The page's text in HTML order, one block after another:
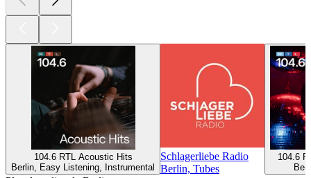
104.6 RTL Acoustic Hits
Berlin, Easy Listening, Instrumental
Schlagerliebe Radio
Berlin, Tubes
104.6